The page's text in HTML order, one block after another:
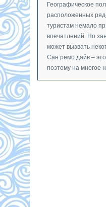
Географическое
расположенных
туристам немало
впечатлений. Но
может вызвать
Сан ремо дайв –
поэтому на многое